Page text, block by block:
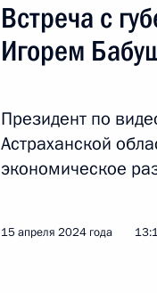
слава» и «Мать-
30 мая 2024 года, 14:50
Заседание Совета
Встреча с
Игорем
Президент по
Астраханской
экономическое
15 апреля 2024 года